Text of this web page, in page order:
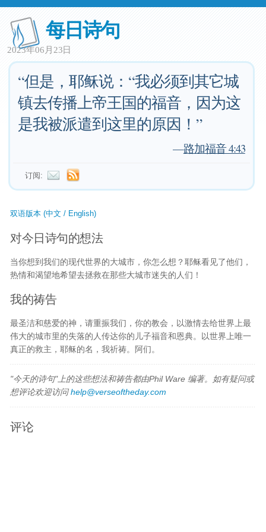
每日诗句
2023年06月23日
“但是，耶稣说：“我必须到其它城
镇去传播上帝王国的福音，因为这
是我被派遣到这里的原因！”
—路加福音 4:43
订阅:
双语版本 (中文 / English)
对今日诗句的想法
当你想到我们的现代世界的大城市，你怎么想？耶稣看见了他们，
热情和渴望地希望去拯救在那些大城市迷失的人们！
我的祷告
最圣洁和慈爱的神，请重振我们，你的教会，以激情去给世界上最
伟大的城市里的失落的人传达你的儿子福音和恩典。以世界上唯一
真正的救主，耶稣的名，我祈祷。阿们。
"今天的诗句"上的这些想法和祷告都由Phil Ware 编著。如有疑问或
想评论欢迎访问help@verseoftheday.com
评论